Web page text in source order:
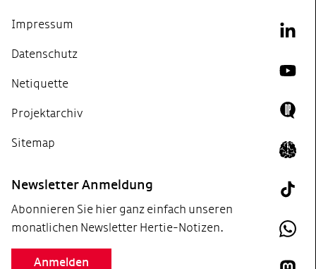
Impressum
Datenschutz
Netiquette
Projektarchiv
Sitemap
Newsletter Anmeldung
Abonnieren Sie hier ganz einfach unseren
monatlichen Newsletter Hertie-Notizen.
Anmelden
Icon
Tik